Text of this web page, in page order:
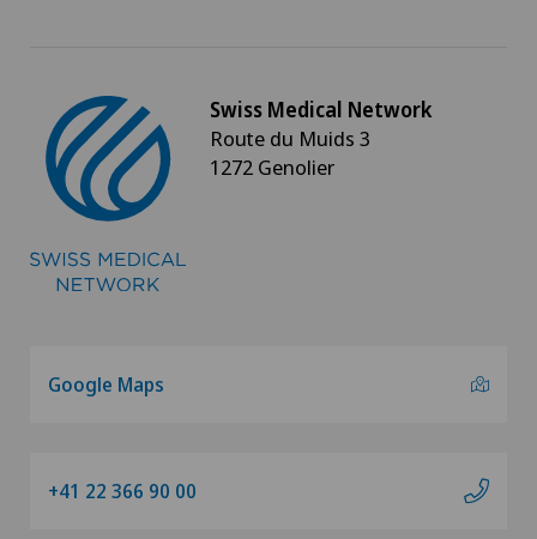
Swiss Medical Network
Route du Muids 3
1272 Genolier
Google Maps
+41 22 366 90 00